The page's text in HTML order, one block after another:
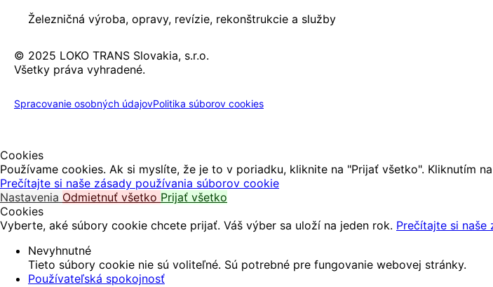
Železničná výroba, opravy, revízie, rekonštrukcie a služby
© 2025 LOKO TRANS Slovakia, s.r.o.
Všetky práva vyhradené.
Spracovanie osobných údajovPolitika súborov cookies
Cookies
Používame cookies. Ak si myslíte, že je to v poriadku, kliknite na "Prijať všetko". Kliknutím
Prečítajte si naše zásady používania súborov cookie
Nastavenia Odmietnuť všetko Prijať všetko
Cookies
Vyberte, aké súbory cookie chcete prijať. Váš výber sa uloží na jeden rok. Prečítajte si
Nevyhnutné
Tieto súbory cookie nie sú voliteľné. Sú potrebné pre fungovanie webovej stránky.
Používateľská spokojnosť